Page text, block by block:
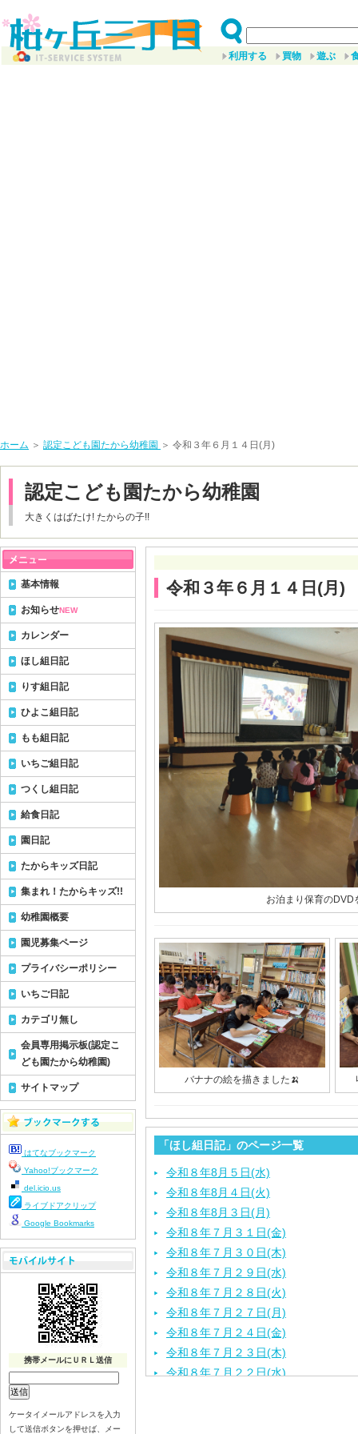
利用する 買物 遊ぶ
ホーム ＞ 認定こども園たから幼稚園 ＞ 令和３年６月１４日(月)
認定こども園たから幼稚園
大きくはばたけ! たからの子!!
令和３年６月１４日(月)
お泊まり保育のDVD
バナナの絵を描きました🍌
「ほし組日記」のページ一覧
令和８年8月５日(水)
令和８年8月４日(火)
令和８年8月３日(月)
令和８年７月３１日(金)
令和８年７月３０日(木)
令和８年７月２９日(水)
令和８年７月２８日(火)
令和８年７月２７日(月)
令和８年７月２４日(金)
令和８年７月２３日(木)
令和８年７月２２日(水)
基本情報
お知らせNEW
カレンダー
ほし組日記
りす組日記
ひよこ組日記
もも組日記
いちご組日記
つくし組日記
給食日記
園日記
たからキッズ日記
集まれ！たからキッズ!!
幼稚園概要
園児募集ページ
プライバシーポリシー
いちご日記
カテゴリ無し
会員専用掲示板(認定こ
ども園たから幼稚園)
サイトマップ
はてなブックマーク
Yahoo!ブックマーク
del.icio.us
ライブドアクリップ
Google Bookmarks
携帯メールにＵＲＬ送信
ケータイメールアドレスを入力
して送信ボタンを押せば、メー